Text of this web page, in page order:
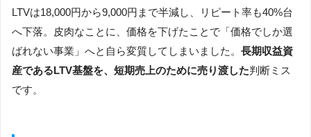
LTVは18,000円から9,000円まで半減し、リピート率も40%台
へ下落。皮肉なことに、価格を下げたことで「価格でしか選
ばれない事業」へと自ら変質してしまいました。 長期収益資
産であるLTV基盤を、短期売上のために売り渡した判断ミス
です。